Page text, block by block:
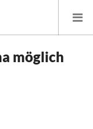
möglich